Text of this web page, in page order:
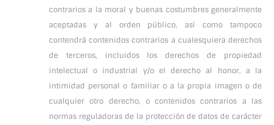
contrarios a la moral y buenas costumbres generalmente
aceptadas y al orden público, así como tampoco
contendrá contenidos contrarios a cualesquiera derechos
de terceros, incluidos los derechos de propiedad
intelectual o industrial y/o el derecho al honor, a la
intimidad personal o familiar o a la propia imagen o de
cualquier otro derecho, o contenidos contrarios a las
normas reguladoras de la protección de datos de carácter